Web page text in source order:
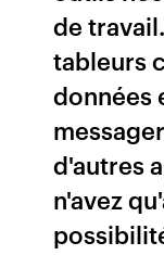
de
tableurs
données
d'autres
n'avez